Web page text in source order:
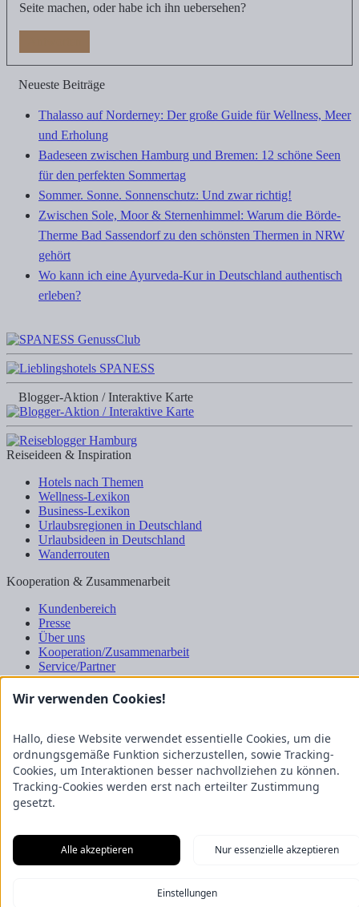
Seite machen, oder habe ich ihn uebersehen?
Neueste Beiträge
Thalasso auf Norderney: Der große Guide für Wellness, Meer
und Erholung
Badeseen zwischen Hamburg und Bremen: 12 schöne Seen
für den perfekten Sommertag
Sommer. Sonne. Sonnenschutz: Und zwar richtig!
Zwischen Sole, Moor & Sternenhimmel: Warum die Börde-
Therme Bad Sassendorf zu den schönsten Thermen in NRW
gehört
Wo kann ich eine Ayurveda-Kur in Deutschland authentisch
erleben?
Blogger-Aktion / Interaktive Karte
Reiseideen & Inspiration
Hotels nach Themen
Wellness-Lexikon
Business-Lexikon
Urlaubsregionen in Deutschland
Urlaubsideen in Deutschland
Wanderrouten
Kooperation & Zusammenarbeit
Kundenbereich
Presse
Über uns
Kooperation/Zusammenarbeit
Service/Partner
Blogger-Datenbank
Rechtliches
Impressum
Datenschutz
Nutzungsbestimmungen
Genuss Club
Wir verwenden Cookies!
Hallo, diese Website verwendet essentielle Cookies, um die
ordnungsgemäße Funktion sicherzustellen, sowie Tracking-
Cookies, um Interaktionen besser nachvollziehen zu können.
Tracking-Cookies werden erst nach erteilter Zustimmung
gesetzt.
Alle akzeptieren Nur essenzielle akzeptieren
Einstellungen